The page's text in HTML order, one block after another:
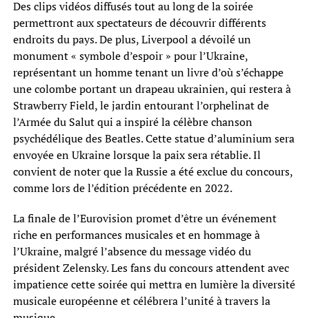
Des clips vidéos diffusés tout au long de la soirée
permettront aux spectateurs de découvrir différents
endroits du pays. De plus, Liverpool a dévoilé un
monument « symbole d’espoir » pour l’Ukraine,
représentant un homme tenant un livre d’où s’échappe
une colombe portant un drapeau ukrainien, qui restera à
Strawberry Field, le jardin entourant l’orphelinat de
l’Armée du Salut qui a inspiré la célèbre chanson
psychédélique des Beatles. Cette statue d’aluminium sera
envoyée en Ukraine lorsque la paix sera rétablie. Il
convient de noter que la Russie a été exclue du concours,
comme lors de l’édition précédente en 2022.
La finale de l’Eurovision promet d’être un événement
riche en performances musicales et en hommage à
l’Ukraine, malgré l’absence du message vidéo du
président Zelensky. Les fans du concours attendent avec
impatience cette soirée qui mettra en lumière la diversité
musicale européenne et célébrera l’unité à travers la